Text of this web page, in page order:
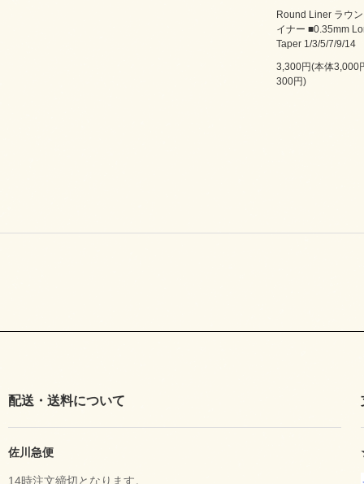
Round Liner ラウ
イナー ■0.35mm
Taper 1/3/5/7/9/14
3,300円(本体3,000
300円)
配送・送料について
佐川急便
14時注文締切となります。